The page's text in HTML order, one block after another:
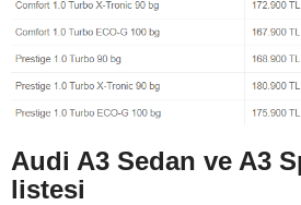
Audi A3 Sedan ve A3
listesi